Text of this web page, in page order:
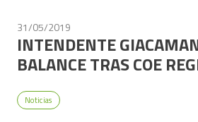
31/05/2019
INTENDENTE
BALANCE TRAS COE
Noticias